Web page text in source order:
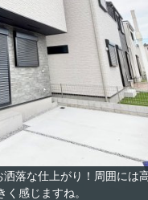
落な仕上がり！周囲には
感じますね。